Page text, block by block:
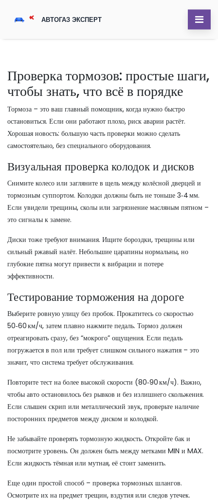
Проверка тормозов: простые шаги,
чтобы знать, что всё в порядке
Тормоза – это ваш главный помощник, когда нужно быстро
остановиться. Если они работают плохо, риск аварии растёт.
Хорошая новость: большую часть проверки можно сделать
самостоятельно, без специального оборудования.
Визуальная проверка колодок и дисков
Снимите колесо или загляните в щель между колёсной дверцей и
тормозным суппортом. Колодки должны быть не тоньше 3‑4 мм.
Если увидели трещины, сколы или загрязнение масляным пятном –
это сигналы к замене.
Диски тоже требуют внимания. Ищите бороздки, трещины или
сильный ржавый налёт. Небольшие царапины нормальны, но
глубокие пятна могут привести к вибрации и потере
эффективности.
Тестирование торможения на дороге
Выберите ровную улицу без пробок. Прокатитесь со скоростью
50‑60 км/ч, затем плавно нажмите педаль. Тормоз должен
отреагировать сразу, без “мокрого” ощущения. Если педаль
погружается в пол или требует слишком сильного нажатия – это
значит, что система требует обслуживания.
Повторите тест на более высокой скорости (80‑90 км/ч). Важно,
чтобы авто остановилось без рывков и без излишнего скольжения.
Если слышен скрип или металлический звук, проверьте наличие
посторонних предметов между диском и колодкой.
Не забывайте проверять тормозную жидкость. Откройте бак и
посмотрите уровень. Он должен быть между метками MIN и MAX.
Если жидкость тёмная или мутная, её стоит заменить.
Еще один простой способ – проверка тормозных шлангов.
Осмотрите их на предмет трещин, вздутия или следов утечек.